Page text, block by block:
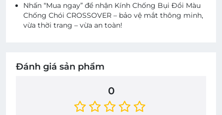
Nhấn “Mua ngay” để nhận Kính Chống Bụi Đổi Màu
Chống Chói CROSSOVER – bảo vệ mắt thông minh,
vừa thời trang – vừa an toàn!
Đánh giá sản phẩm
0